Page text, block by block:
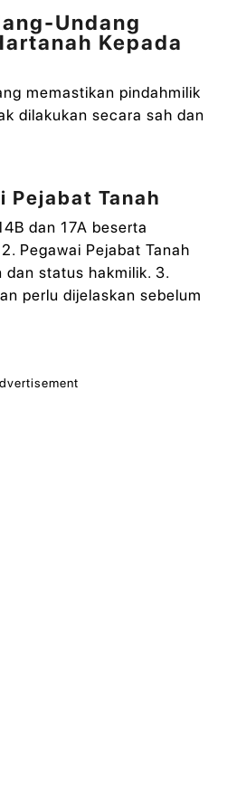
Undang
Kepada
memastikan pindahmilik
dilakukan secara sah dan
Pejabat Tanah
dan 17A beserta
Pegawai Pejabat Tanah
dan status hakmilik. 3.
perlu dijelaskan sebelum